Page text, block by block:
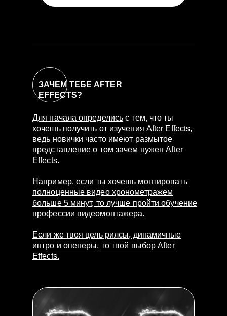
Для начала определись с тем, что ты
хочешь получить от изучения After Effects,
ведь новички часто имеют размытое
представление о том зачем нужен After
Effects.
Например, если ты хочешь монтировать
полноценные видео хронометражем
больше 5 минут, то лучше пройти обучение
профессии видеомонтажера.
Если же твоя цель рилсы, динамичные
интро и опенеры, то твой выбор After
Effects.
ЗАЧЕМ ТЕБЕ AFTER
EFFECTS?